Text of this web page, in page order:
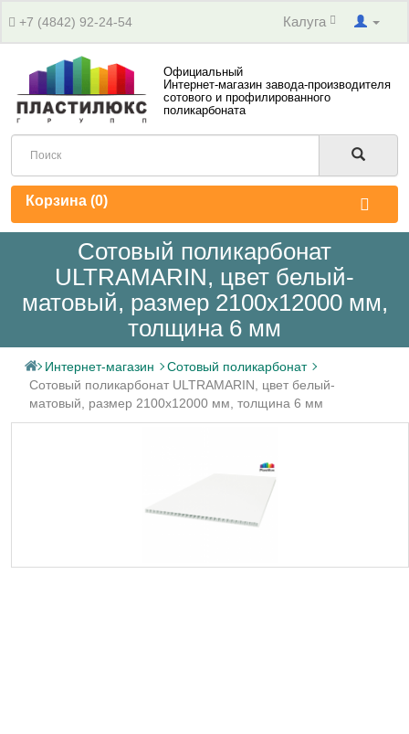
+7 (4842) 92-24-54 Калуга
Официальный
Интернет-магазин завода-производителя
сотового и профилированного
поликарбоната
Корзина (0)
Сотовый поликарбонат
ULTRAMARIN, цвет белый-
матовый, размер 2100x12000 мм,
толщина 6 мм
Интернет-магазин
Сотовый поликарбонат
Сотовый поликарбонат ULTRAMARIN, цвет белый-
матовый, размер 2100x12000 мм, толщина 6 мм